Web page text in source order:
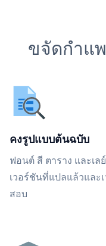
ขจัดกำแ
คงรูปแบบต้นฉบับ
ฟอนต์ สี ตาราง และเ
เวอร์ชันที่แปลแล้วและ
สอบ